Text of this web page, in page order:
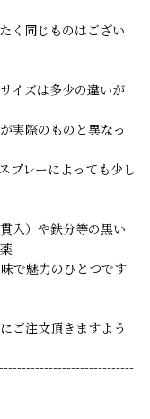
く同じものはござい
イズは多少の違いが
実際のものと異なっ
プレーによっても少し
入）や鉄分等の黒い
で魅力のひとつです
ご注文頂きますよう